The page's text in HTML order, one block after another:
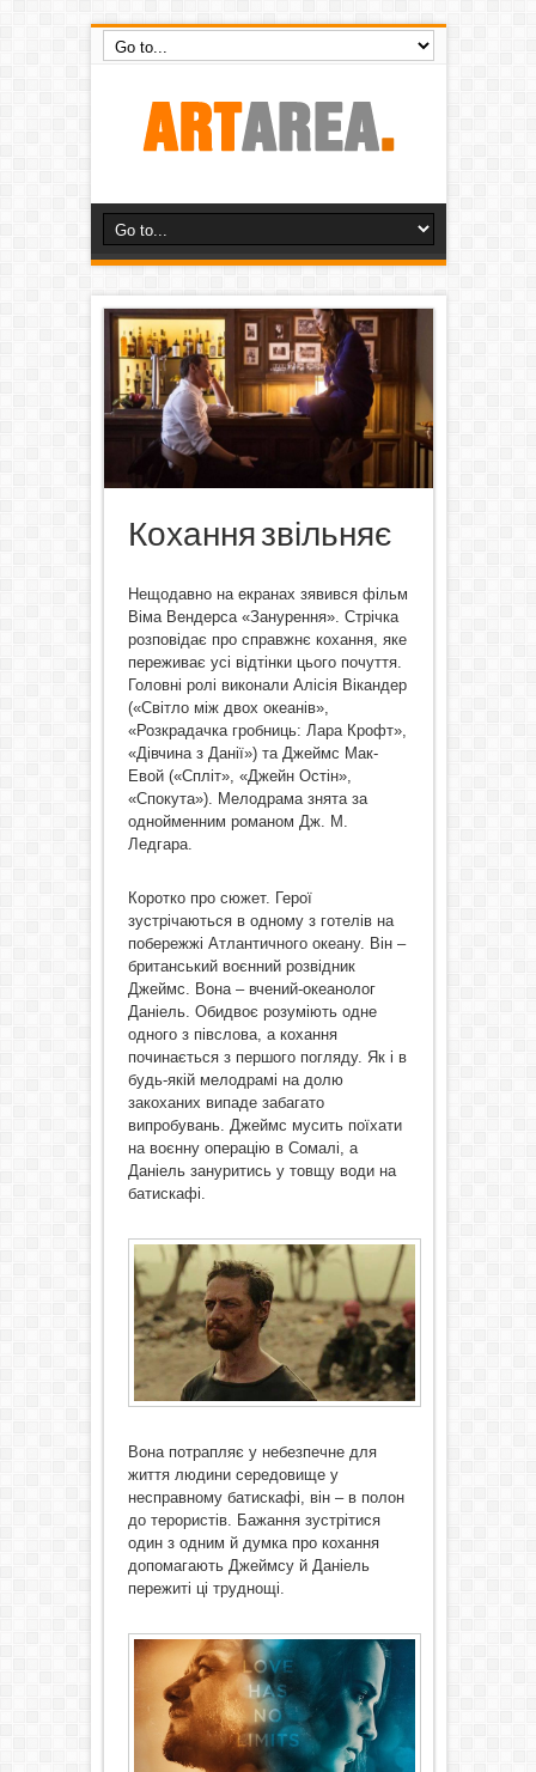
Кохання звільняє
Нещодавно на екранах зявився фільм
Віма Вендерса «Занурення». Стрічка
розповідає про справжнє кохання, яке
переживає усі відтінки цього почуття.
Головні ролі виконали Алісія Вікандер
(«Світло між двох океанів»,
«Розкрадачка гробниць: Лара Крофт»,
«Дівчина з Данії») та Джеймс Мак-
Евой («Спліт», «Джейн Остін»,
«Спокута»). Мелодрама знята за
однойменним романом Дж. М.
Ледгара.
Коротко про сюжет. Герої
зустрічаються в одному з готелів на
побережжі Атлантичного океану. Він –
британський воєнний розвідник
Джеймс. Вона – вчений-океанолог
Даніель. Обидвоє розуміють одне
одного з півслова, а кохання
починається з першого погляду. Як і в
будь-якій мелодрамі на долю
закоханих випаде забагато
випробувань. Джеймс мусить поїхати
на воєнну операцію в Сомалі, а
Даніель зануритись у товщу води на
батискафі.
Вона потрапляє у небезпечне для
життя людини середовище у
несправному батискафі, він – в полон
до терористів. Бажання зустрітися
один з одним й думка про кохання
допомагають Джеймсу й Даніель
пережиті ці труднощі.